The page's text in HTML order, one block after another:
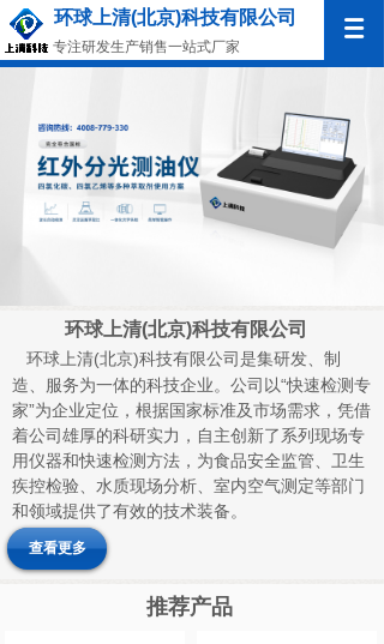
环球上清(北京)科技有限公司
专注研发生产销售一站式厂家
环球上清(北京)科技有限公司
环球上清(北京)科技有限公司是集研发、制
造、服务为一体的科技企业。公司以“快速检测专
家”为企业定位，根据国家标准及市场需求，凭借
着公司雄厚的科研实力，自主创新了系列现场专
用仪器和快速检测方法，为食品安全监管、卫生
疾控检验、水质现场分析、室内空气测定等部门
和领域提供了有效的技术装备。
查看更多
推荐产品